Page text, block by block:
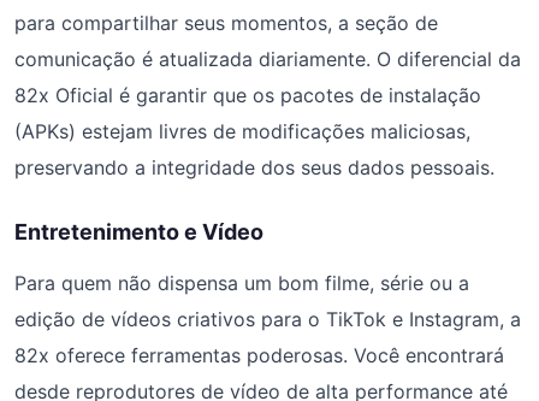
para compartilhar seus momentos, a seção de
comunicação é atualizada diariamente. O diferencial da
82x Oficial é garantir que os pacotes de instalação
(APKs) estejam livres de modificações maliciosas,
preservando a integridade dos seus dados pessoais.
Entretenimento e Vídeo
Para quem não dispensa um bom filme, série ou a
edição de vídeos criativos para o TikTok e Instagram, a
82x oferece ferramentas poderosas. Você encontrará
desde reprodutores de vídeo de alta performance até